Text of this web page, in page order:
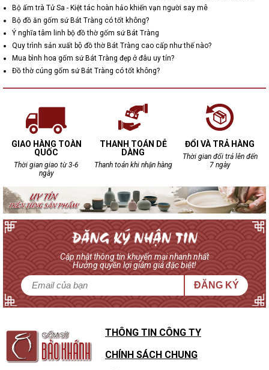
Bộ ấm trà Tử Sa - Kiệt tác hoàn hảo khiến vạn người say mê
Bộ đồ ăn gốm sứ Bát Tràng có tốt không?
Ý nghĩa tâm linh bộ đồ thờ gốm sứ Bát Tràng
Quy trình sản xuất bộ đồ thờ Bát Tràng cao cấp như thế nào?
Mua bình hoa gốm sứ Bát Tràng đẹp ở đâu uy tín?
Đồ thờ cúng gốm sứ Bát Tràng có tốt không?
GIAO HÀNG TOÀN
QUỐC
Thời gian giao từ 3-6
ngày
THANH TOÁN DỄ
DÀNG
Thanh toán khi nhận hàng
ĐỔI VÀ TRẢ HÀNG
Thời gian đổi trả lên đến
7 ngày
Cập nhật thông tin khuyến mại nhanh nhất
Hưởng quyền lợi giảm giá đặc biệt!
ĐĂNG KÝ
THÔNG TIN CÔNG TY
CHÍNH SÁCH CHUNG